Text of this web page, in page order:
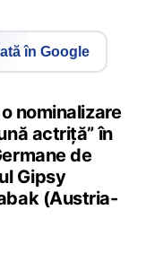
în Google
nominalizare
actriță” în
de
Gipsy
(Austria-